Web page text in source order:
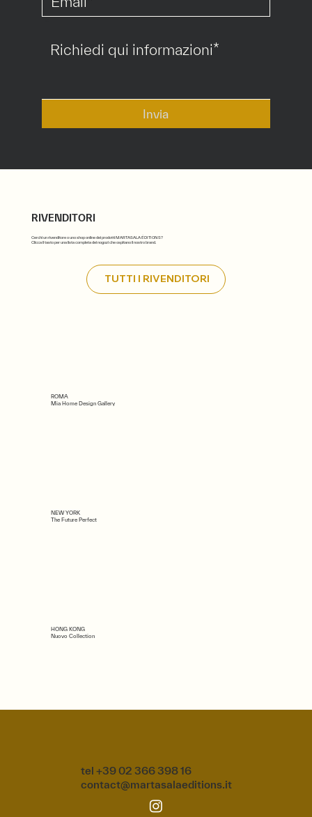
RIVENDITORI
Cerchi un rivenditore o uno shop online dei prodotti MARTASALA ÉDITIONS?
Clicca il tasto per una lista completa dei nogozi che ospitano il nostro brand.
TUTTI I RIVENDITORI
ROMA
Mia Home Design Gallery
NEW YORK
The Future Perfect
HONG KONG
Nuovo Collection
Invia
tel +39 02 366 398 16
contact@martasalaeditions.it